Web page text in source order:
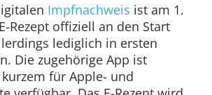
Impfnachweis ist am 1.
Rezept offiziell an den Start
lediglich in ersten
Die zugehörige App ist
für Apple- und